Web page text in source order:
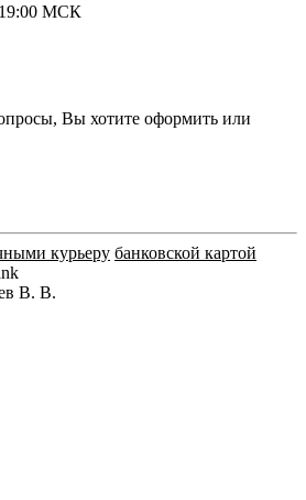
МСК
Вы хотите оформить или
курьеру банковской картой
В. В.